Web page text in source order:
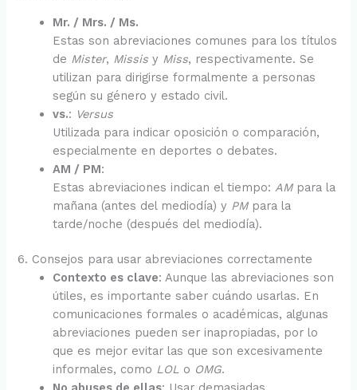
Mr. / Mrs. / Ms.
Estas son abreviaciones comunes para los títulos
de Mister, Missis y Miss, respectivamente. Se
utilizan para dirigirse formalmente a personas
según su género y estado civil.
vs.: Versus
Utilizada para indicar oposición o comparación,
especialmente en deportes o debates.
AM / PM:
Estas abreviaciones indican el tiempo: AMpara la
mañana (antes del mediodía) y PMpara la
tarde/noche (después del mediodía).
6. Consejos para usar abreviaciones correctamente
Contexto es clave: Aunque las abreviaciones son
útiles, es importante saber cuándo usarlas. En
comunicaciones formales o académicas, algunas
abreviaciones pueden ser inapropiadas, por lo
que es mejor evitar las que son excesivamente
informales, como LOL o OMG.